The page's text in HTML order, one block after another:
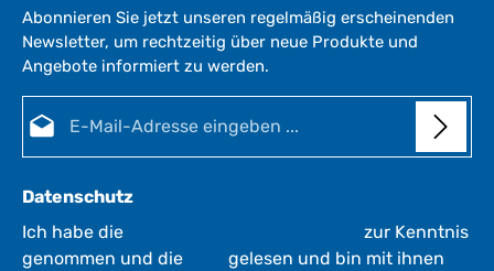
Abonnieren Sie jetzt unseren regelmäßig erscheinenden
Newsletter, um rechtzeitig über neue Produkte und
Angebote informiert zu werden.
Datenschutz
Ich habe die
zur Kenntnis
genommen und die
gelesen und bin mit ihnen